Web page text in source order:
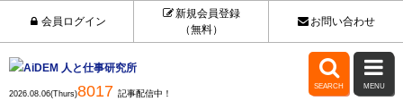
会員ログイン
新規会員登録
（無料）
お問い合わせ
2026.08.06(Thurs)8017 記事配信中！

SEARCH

MENU